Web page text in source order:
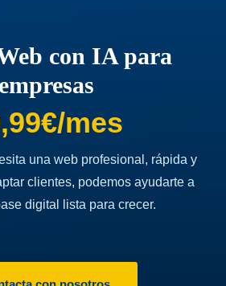
con IA para
empresas
mes
una web profesional, rápida y
clientes, podemos ayudarte a
digital lista para crecer.